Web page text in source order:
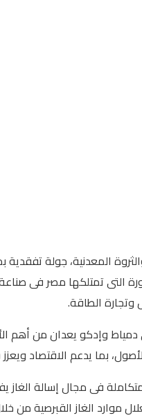
المعدنية، جولة
التى تمتلكها مصر فى
وتجارة الطاقة.
وإدكو يعدان من أهم
بما يدعم الاقتصاد ويعزز
فى مجال إسالة الغاز
موارد الغاز القبرصية من